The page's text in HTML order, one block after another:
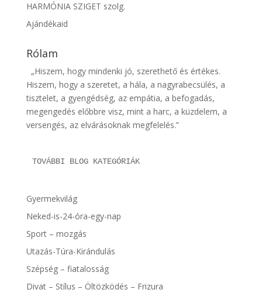
HARMÓNIA SZIGET szolg.
Ajándékaid
Rólam
„Hiszem, hogy mindenki jó, szerethető és értékes.
Hiszem, hogy a szeretet, a hála, a nagyrabecsülés, a
tisztelet, a gyengédség, az empátia, a befogadás,
megengedés előbbre visz, mint a harc, a küzdelem, a
versengés, az elvárásoknak megfelelés.”
TOVÁBBI BLOG KATEGÓRIÁK
Gyermekvilág
Neked-is-24-óra-egy-nap
Sport – mozgás
Utazás-Túra-Kirándulás
Szépség – fiatalosság
Divat – Stílus – Öltözködés – Frizura